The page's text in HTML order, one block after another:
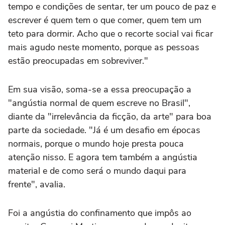
tempo e condições de sentar, ter um pouco de paz e
escrever é quem tem o que comer, quem tem um
teto para dormir. Acho que o recorte social vai ficar
mais agudo neste momento, porque as pessoas
estão preocupadas em sobreviver."
Em sua visão, soma-se a essa preocupação a
"angústia normal de quem escreve no Brasil",
diante da "irrelevância da ficção, da arte" para boa
parte da sociedade. "Já é um desafio em épocas
normais, porque o mundo hoje presta pouca
atenção nisso. E agora tem também a angústia
material e de como será o mundo daqui para
frente", avalia.
Foi a angústia do confinamento que impôs ao